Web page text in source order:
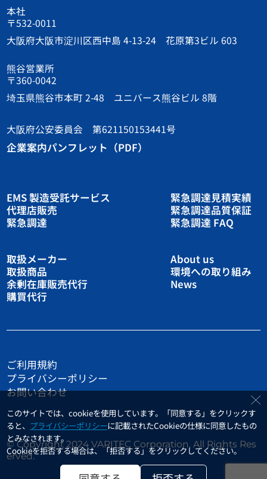
このサイトでは、cookieを使用しています。「同意する」をクリックす
ると、 プライバシーポリシーに記載されたCookieの仕様に同意したもの
とみなされます。
Cookieを拒否する場合は、「拒否する」をクリックしてください。
本社
〒532-0011
大阪府大阪市淀川区西中島 4-13-24 花原第3ビル 603
熊谷営業所
〒360-0042
埼玉県熊谷市本町 2-48 ユニバース熊谷ビル 8階
大阪府公安委員会 第621150153441号
企業案内パンフレット（PDF）
EMS 製造受託サービス
代理店販売
緊急調達
取扱メーカー
取扱商品
余剰在庫販売代行
購買代行
緊急調達見積実績
緊急調達品質保証
緊急調達 FAQ
About us
環境への取り組み
News
ご利用規約
プライバシーポリシー
お問い合わせ
© Copyright 2024 VARITEC Corporation. All Rights Res
erved.